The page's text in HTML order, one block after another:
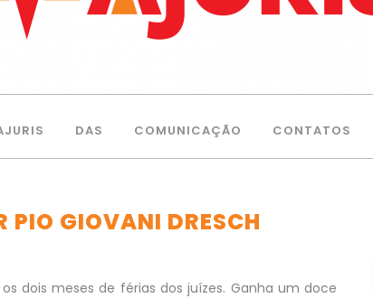
DAS COMUNICAÇÃO CONTATOS
PIO GIOVANI DRESCH
dois meses de férias dos juízes. Ganha um doce